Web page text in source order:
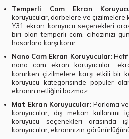
Temperli Cam Ekran
koruyucular, darbelere ve çizilmelere
Y31 ekran koruyucu seçenekleri
biri olan temperli cam, cihazınızı
hasarlara karşı korur.
Nano Cam Ekran Koruyucular:
nano cam ekran koruyucular,
korurken çizilmelere karşı etkili bir
koruyucu kategorisinde popüler
ekranın netliğini bozmaz.
Mat Ekran Koruyucular: Parlama
koruyucular, dış mekan
koruyucu seçenekleri arasında
koruyucular, ekranınızın